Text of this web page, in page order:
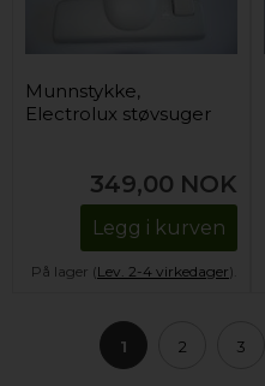
Munnstykke,
Electrolux støvsuger
349,00 NOK
Legg i kurven
På lager (Lev. 2-4 virkedager).
1 2 3